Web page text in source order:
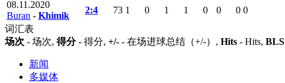
08.11.2020
Buran - Khimik
2:4 73 1 0 1 1 0 0 0 0
词汇表
场次 - 场次, 得分- 得分, +/- - 在场进球总结（+/-）, Hits - Hits, BLS
新闻
多媒体